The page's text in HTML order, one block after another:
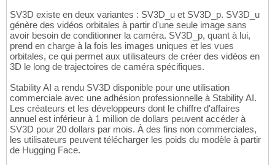
SV3D existe en deux variantes : SV3D_u et SV3D_p. SV3D_u
génère des vidéos orbitales à partir d'une seule image sans
avoir besoin de conditionner la caméra. SV3D_p, quant à lui,
prend en charge à la fois les images uniques et les vues
orbitales, ce qui permet aux utilisateurs de créer des vidéos en
3D le long de trajectoires de caméra spécifiques.
Stability AI a rendu SV3D disponible pour une utilisation
commerciale avec une adhésion professionnelle à Stability AI.
Les créateurs et les développeurs dont le chiffre d'affaires
annuel est inférieur à 1 million de dollars peuvent accéder à
SV3D pour 20 dollars par mois. À des fins non commerciales,
les utilisateurs peuvent télécharger les poids du modèle à partir
de Hugging Face.